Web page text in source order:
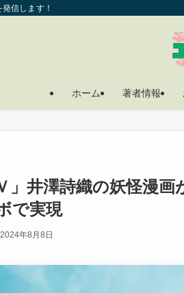
信します！
ホーム 著者情報
」井澤詩織の妖怪漫
で実現
2024年8月8日